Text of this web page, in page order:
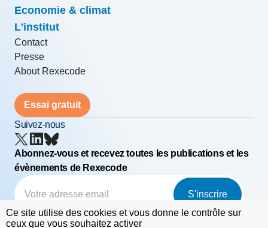
Economie & climat
L'institut
Contact
Presse
About Rexecode
Essai gratuit
Suivez-nous
Abonnez-vous et recevez toutes les publications et les
évènements de Rexecode
S'inscrire
© Rexecode FAQ Mentions légales
Ce site utilise des cookies et vous donne le contrôle sur
ceux que vous souhaitez activer